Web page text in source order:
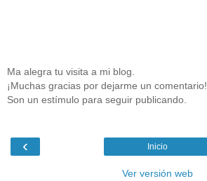
Ma alegra tu visita a mi blog.
¡Muchas gracias por dejarme un comentario!
Son un estímulo para seguir publicando.
‹ Inicio
Ver versión web